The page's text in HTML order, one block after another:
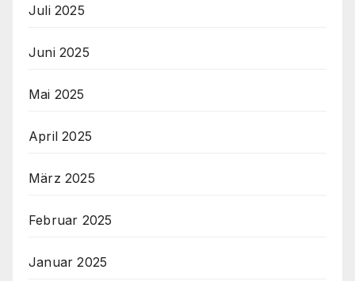
Juli 2025
Juni 2025
Mai 2025
April 2025
März 2025
Februar 2025
Januar 2025